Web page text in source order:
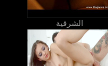
الشرقية